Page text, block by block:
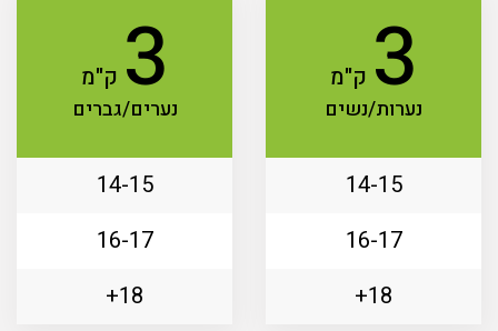
3 ק"מ
נערות/נשים
14-15
16-17
18+
3 ק"מ
נערים/גברים
14-15
16-17
18+